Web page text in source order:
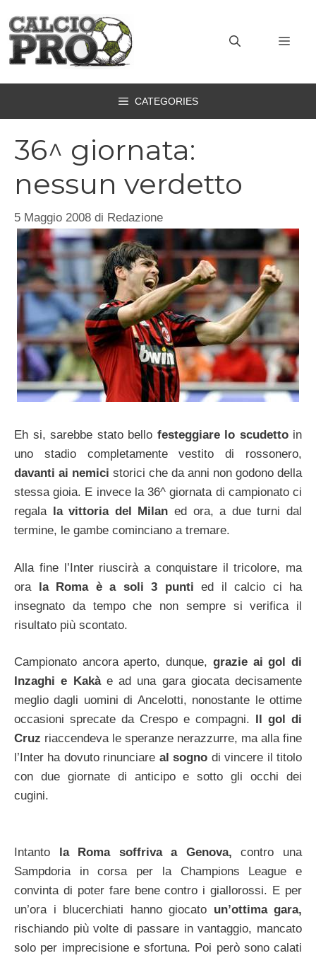
contenuto
CATEGORIES
36^ giornata:
nessun verdetto
5 Maggio 2008 di Redazione
Eh si, sarebbe stato bello festeggiare lo scudettoin
uno stadio completamente vestito di rossonero,
davanti ai nemici storici che da anni non godono della
stessa gioia. E invece la 36^ giornata di campionato ci
regala la vittoria del Milan ed ora, a due turni dal
termine, le gambe cominciano a tremare.
Alla fine l’Inter riuscirà a conquistare il tricolore, ma
ora la Roma è a soli 3 punti ed il calcio ci ha
insegnato da tempo che non sempre si verifica il
risultato più scontato.
Campionato ancora aperto, dunque, grazie ai gol di
Inzaghi e Kakàe ad una gara giocata decisamente
meglio dagli uomini di Ancelotti, nonostante le ottime
occasioni sprecate da Crespo e compagni. Il gol di
Cruz riaccendeva le speranze nerazzurre, ma alla fine
l’Inter ha dovuto rinunciare al sogno di vincere il titolo
con due giornate di anticipo e sotto gli occhi dei
cugini.
Intanto la Roma soffriva a Genova,contro una
Sampdoria in corsa per la Champions League e
convinta di poter fare bene contro i giallorossi. E per
un’ora i blucerchiati hanno giocato un’ottima gara,
rischiando più volte di passare in vantaggio, mancato
solo per imprecisione e sfortuna. Poi però sono calati